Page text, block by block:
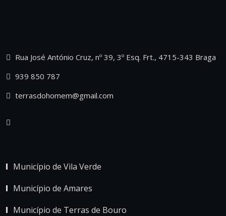
Rua José António Cruz, nº 39, 3º Esq. Frt., 4715-343 Braga
939 850 787
terrasdohomem@gmail.com
Município de Vila Verde
Município de Amares
Município de Terras de Bouro